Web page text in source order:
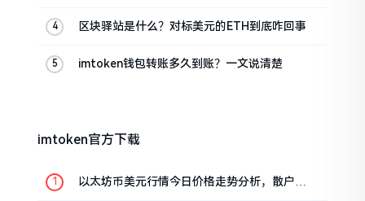
区块驿站是什么？对标美元的ETH到底咋回事
imtoken钱包转账多久到账？一文说清楚
imtoken官方下载
以太坊币美元行情今日价格走势分析，散户如